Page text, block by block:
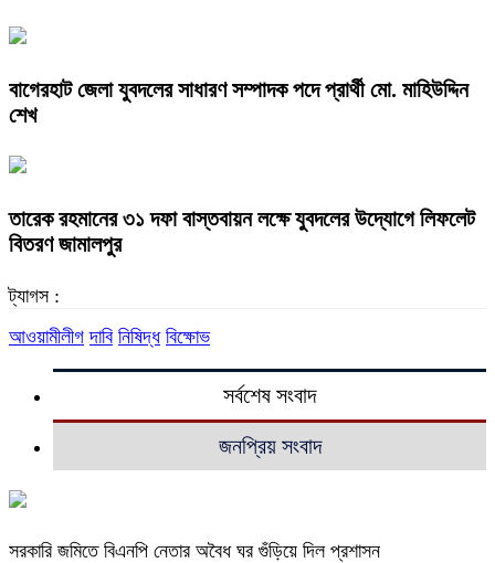
বাগেরহাট জেলা যুবদলের সাধারণ সম্পাদক পদে প্রার্থী মো. মাহিউদ্দিন
শেখ
তারেক রহমানের ৩১ দফা বাস্তবায়ন লক্ষে যুবদলের উদ্যোগে লিফলেট
বিতরণ জামালপুর
ট্যাগস :
আওয়ামীলীগ দাবি নিষিদ্ধ বিক্ষোভ
সর্বশেষ সংবাদ
জনপ্রিয় সংবাদ
সরকারি জমিতে বিএনপি নেতার অবৈধ ঘর গুঁড়িয়ে দিল প্রশাসন